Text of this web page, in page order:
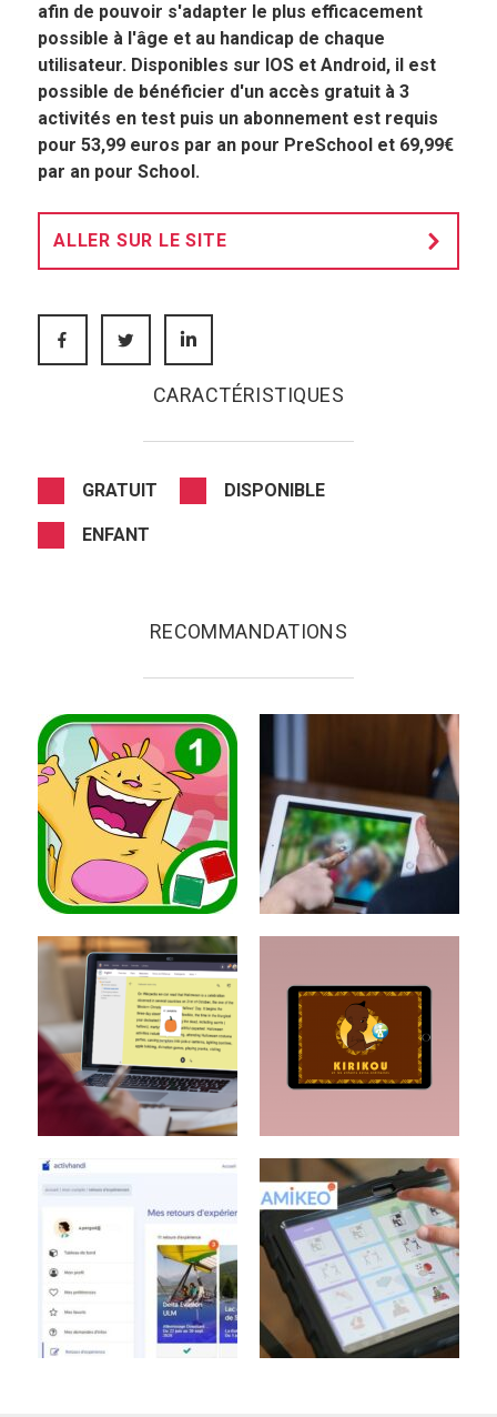
afin de pouvoir s'adapter le plus efficacement
possible à l'âge et au handicap de chaque
utilisateur. Disponibles sur IOS et Android, il est
possible de bénéficier d'un accès gratuit à 3
activités en test puis un abonnement est requis
pour 53,99 euros par an pour PreSchool et 69,99€
par an pour School.
ALLER SUR LE SITE
FACEBOOKTWITTER
CARACTÉRISTIQUES
GRATUIT DISPONIBLE
ENFANT
RECOMMANDATIONS